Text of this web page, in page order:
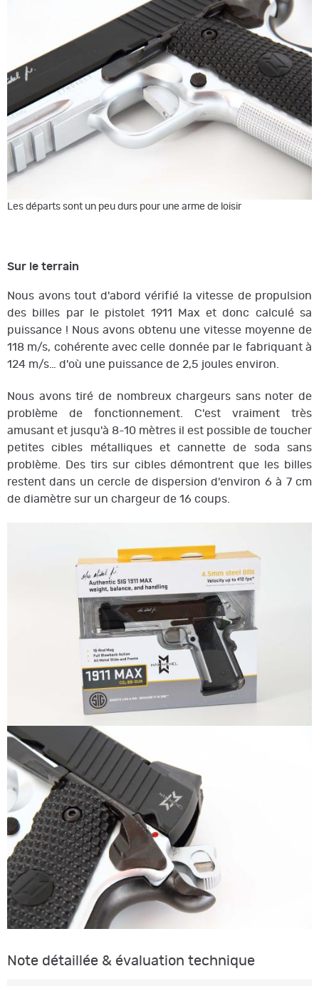
Les départs sont un peu durs pour une arme de loisir
Sur le terrain
Nous avons tout d'abord vérifié la vitesse de propulsion
des billes par le pistolet 1911 Max et donc calculé sa
puissance ! Nous avons obtenu une vitesse moyenne de
118 m/s, cohérente avec celle donnée par le fabriquant à
124 m/s… d'où une puissance de 2,5 joules environ.
Nous avons tiré de nombreux chargeurs sans noter de
problème de fonctionnement. C'est vraiment très
amusant et jusqu'à 8-10 mètres il est possible de toucher
petites cibles métalliques et cannette de soda sans
problème. Des tirs sur cibles démontrent que les billes
restent dans un cercle de dispersion d'environ 6 à 7 cm
de diamètre sur un chargeur de 16 coups.
Note détaillée & évaluation technique